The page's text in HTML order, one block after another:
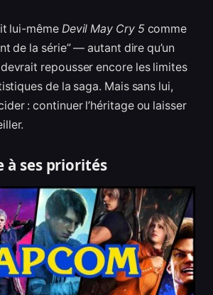
lui-même Devil May Cry 5comme
de la série” — autant dire qu’un
repousser encore les limites
de la saga. Mais sans lui,
: continuer l’héritage ou laisser
à ses priorités